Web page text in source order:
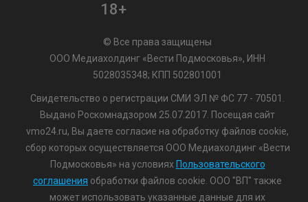
18+
© Все права защищены
ООО Медиахолдинг «Вести Подмосковья», ИНН
5028035348; КПП 502801001
Свидетельство о регистрации СМИ ЭЛ № ФС 77 - 70501.
Выдано Роскомнадзором 25.07.2017. Посещая сайт
vmo24.ru, Вы даете согласие на обработку файлов cookie,
сбор которых осуществляется ООО Медиахолдинг «Вести
Подмосковья» на условиях Пользовательского
соглашения обработки файлов cookie. ООО "ВП" также
может использовать указанные данные для их